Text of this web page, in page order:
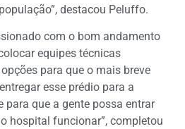
destacou Peluffo.
com o bom andamento
equipes técnicas
para que o mais breve
esse prédio para a
para que a gente possa entrar
hospital funcionar”, completou